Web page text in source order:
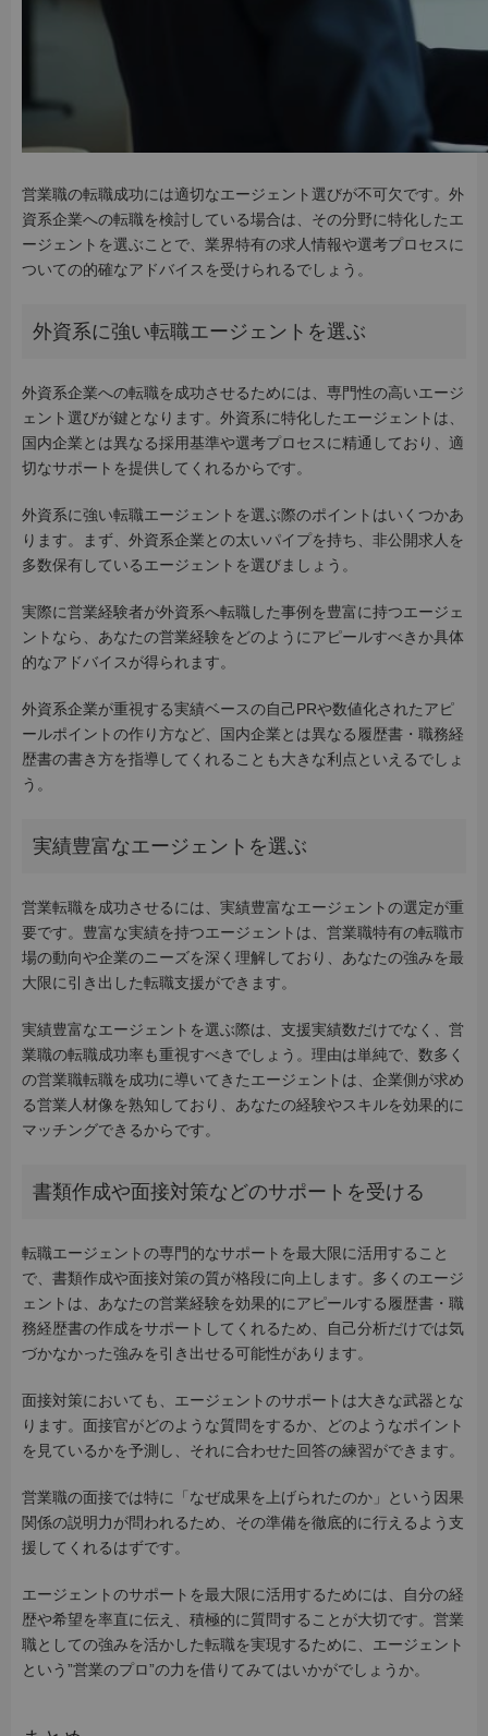
営業職の転職成功には適切なエージェント選びが不可欠です。外
資系企業への転職を検討している場合は、その分野に特化したエ
ージェントを選ぶことで、業界特有の求人情報や選考プロセスに
ついての的確なアドバイスを受けられるでしょう。
外資系に強い転職エージェントを選ぶ
外資系企業への転職を成功させるためには、専門性の高いエージ
ェント選びが鍵となります。外資系に特化したエージェントは、
国内企業とは異なる採用基準や選考プロセスに精通しており、適
切なサポートを提供してくれるからです。
外資系に強い転職エージェントを選ぶ際のポイントはいくつかあ
ります。まず、外資系企業との太いパイプを持ち、非公開求人を
多数保有しているエージェントを選びましょう。
実際に営業経験者が外資系へ転職した事例を豊富に持つエージェ
ントなら、あなたの営業経験をどのようにアピールすべきか具体
的なアドバイスが得られます。
外資系企業が重視する実績ベースの自己PRや数値化されたアピ
ールポイントの作り方など、国内企業とは異なる履歴書・職務経
歴書の書き方を指導してくれることも大きな利点といえるでしょ
う。
実績豊富なエージェントを選ぶ
営業転職を成功させるには、実績豊富なエージェントの選定が重
要です。豊富な実績を持つエージェントは、営業職特有の転職市
場の動向や企業のニーズを深く理解しており、あなたの強みを最
大限に引き出した転職支援ができます。
実績豊富なエージェントを選ぶ際は、支援実績数だけでなく、営
業職の転職成功率も重視すべきでしょう。理由は単純で、数多く
の営業職転職を成功に導いてきたエージェントは、企業側が求め
る営業人材像を熟知しており、あなたの経験やスキルを効果的に
マッチングできるからです。
書類作成や面接対策などのサポートを受ける
転職エージェントの専門的なサポートを最大限に活用すること
で、書類作成や面接対策の質が格段に向上します。多くのエージ
ェントは、あなたの営業経験を効果的にアピールする履歴書・職
務経歴書の作成をサポートしてくれるため、自己分析だけでは気
づかなかった強みを引き出せる可能性があります。
面接対策においても、エージェントのサポートは大きな武器とな
ります。面接官がどのような質問をするか、どのようなポイント
を見ているかを予測し、それに合わせた回答の練習ができます。
営業職の面接では特に「なぜ成果を上げられたのか」という因果
関係の説明力が問われるため、その準備を徹底的に行えるよう支
援してくれるはずです。
エージェントのサポートを最大限に活用するためには、自分の経
歴や希望を率直に伝え、積極的に質問することが大切です。営業
職としての強みを活かした転職を実現するために、エージェント
という”営業のプロ”の力を借りてみてはいかがでしょうか。